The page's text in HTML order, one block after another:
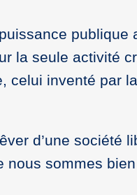
publique
la seule activité
celui inventé par
d’une société
nous sommes